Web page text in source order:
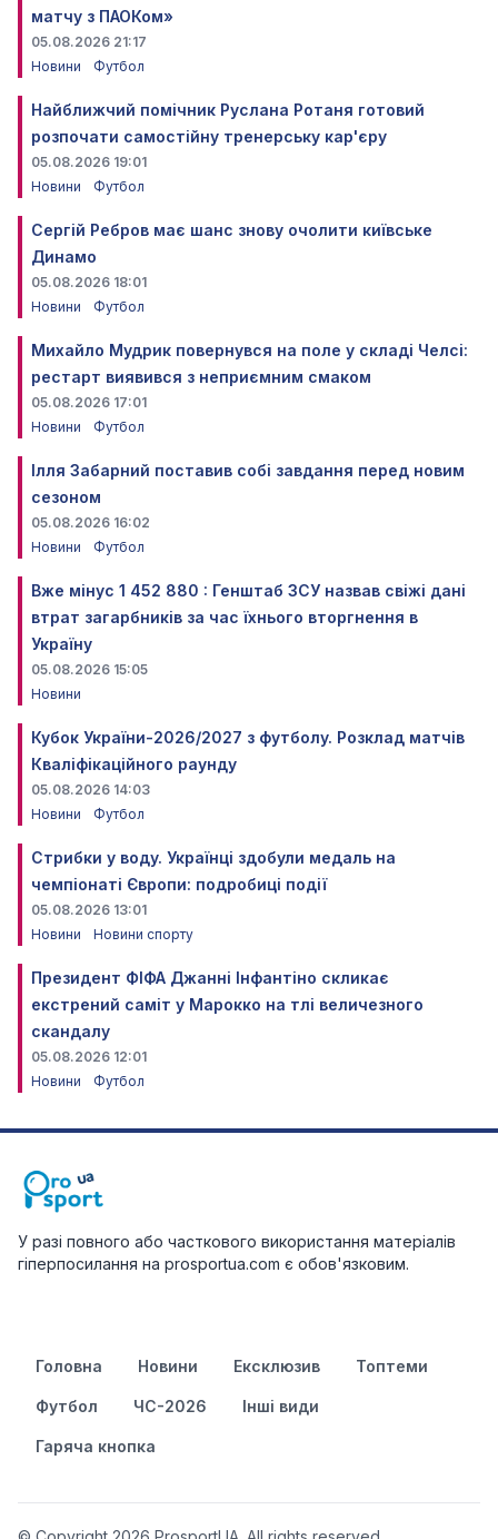
матчу з ПАОКом»
05.08.2026 21:17
Новини
Футбол
Найближчий помічник Руслана Ротаня готовий
розпочати самостійну тренерську кар'єру
05.08.2026 19:01
Новини
Футбол
Сергій Ребров має шанс знову очолити київське
Динамо
05.08.2026 18:01
Новини
Футбол
Михайло Мудрик повернувся на поле у складі Челсі:
рестарт виявився з неприємним смаком
05.08.2026 17:01
Новини
Футбол
Ілля Забарний поставив собі завдання перед новим
сезоном
05.08.2026 16:02
Новини
Футбол
Вже мінус 1 452 880 : Генштаб ЗСУ назвав свіжі дані
втрат загарбників за час їхнього вторгнення в
Україну
05.08.2026 15:05
Новини
Кубок України-2026/2027 з футболу. Розклад матчів
Кваліфікаційного раунду
05.08.2026 14:03
Новини
Футбол
Стрибки у воду. Українці здобули медаль на
чемпіонаті Європи: подробиці події
05.08.2026 13:01
Новини
Новини спорту
Президент ФІФА Джанні Інфантіно скликає
екстрений саміт у Марокко на тлі величезного
скандалу
05.08.2026 12:01
Новини
Футбол
У разі повного або часткового використання матеріалів
гіперпосилання на prosportua.com є обов'язковим.
Головна Новини Ексклюзив Топтеми
Футбол ЧС-2026 Інші види
Гаряча кнопка